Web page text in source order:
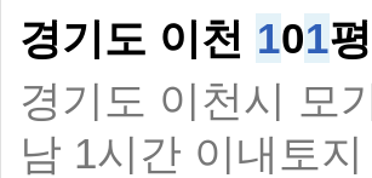
경기도 이천 101
경기도 이천시 모
남 1시간 이내토